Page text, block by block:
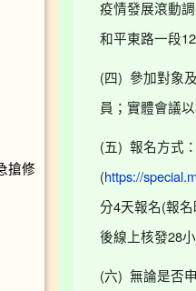
疫情發展滾動
和平東路一段
(四) 參加對象
員；實體會議以
(五) 報名方式
( https://
分4天報名(報名
後線上核發28
(六) 無論是否
搶修